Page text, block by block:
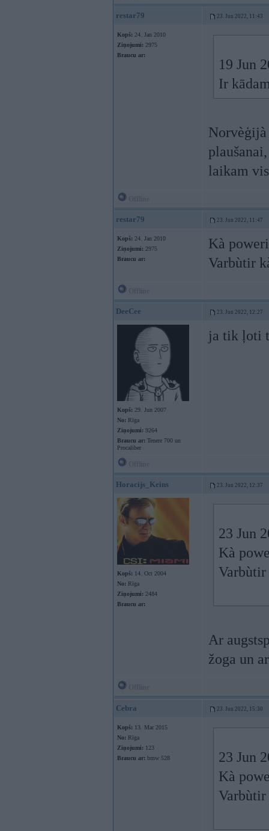
restar79 23. Jun 2022, 11:43
Kopš: 24. Jan 2010
Ziņojumi: 2975
Braucu ar:
19 Jun
Ir
Norvèģijà
laikam
restar79 23. Jun 2022, 11:47
Kopš: 24. Jan 2010
Ziņojumi: 2975
Braucu ar:
Kà
Varbùtir
DeeCee 23. Jun 2022, 12:27
Kopš: 29. Jun 2007
No: Rīga
Ziņojumi: 9264
Braucu ar: Tenere 700 un
Procaliber
ja tik ļoti
Horacijs_Keins 23. Jun 2022, 12:37
Kopš: 14. Oct 2004
No: Rīga
Ziņojumi: 2484
Braucu ar:
23 Jun
Kà
Ar
žoga un
Cebra 23. Jun 2022, 15:30
Kopš: 13. Mar 2015
No: Rīga
Ziņojumi: 123
Braucu ar: bmw 528
23 Jun
Kà